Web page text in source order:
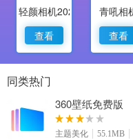
轻颜相机2022最新版
查看
青吼相
查看
同类热门
360壁纸免费版
主题美化 55.1MB